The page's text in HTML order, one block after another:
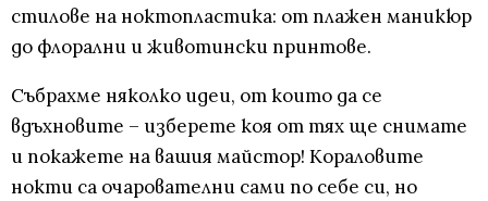
стилове на ноктопластика: от плажен маникюр
до флорални и животински принтове.
Събрахме няколко идеи, от които да се
вдъхновите – изберете коя от тях ще снимате
и покажете на вашия майстор! Кораловите
нокти са очарователни сами по себе си, но